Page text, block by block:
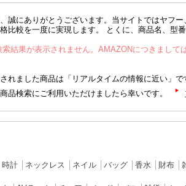
誠にありがとうございます。当サイトではヤフ
比較を一度に実現します。 とくに、商品名、型
結果が表示されません。AMAZONにつきまして
れました商品は「リアルタイムの情報に近い」
品検索にご利用いただけましたら幸いです。
時計 ネックレス ネイル バッグ 香水 財布